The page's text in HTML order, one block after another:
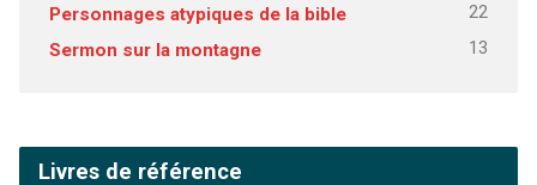
Personnages atypiques de la bible 22
Sermon sur la montagne 13
Livres de référence